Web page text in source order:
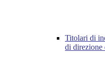
Titolari di
di direzione